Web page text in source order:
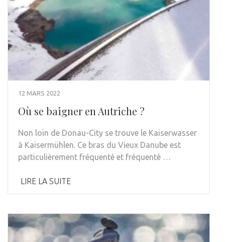
12 MARS 2022
Où se baigner en Autriche ?
Non loin de Donau-City se trouve le Kaiserwasser
à Kaisermühlen. Ce bras du Vieux Danube est
particulièrement fréquenté et fréquenté …
LIRE LA SUITE